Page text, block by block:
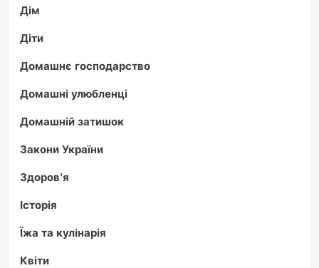
Дім
Діти
Домашнє господарство
Домашні улюбленці
Домашній затишок
Закони України
Здоров'я
Історія
Їжа та кулінарія
Квіти